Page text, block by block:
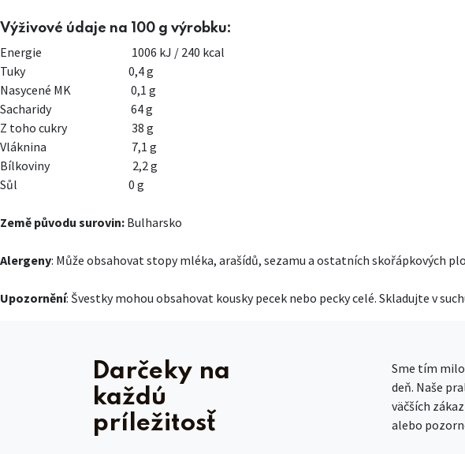
Výživové údaje na 100 g výrobku:
Energie
​1006 kJ / 240 kcal
Tuky
​0,4 g
Nasycené MK
0,1 g​
Sacharidy
64 g​
Z toho cukry
​38 g
Vláknina
​7,1 g
Bílkoviny
​2,2 g
Sůl
​0 g
Země původu surovin: Bulharsko
Alergeny: Může obsahovat stopy mléka, arašídů, sezamu a ostatních skořápkových
Upozornění: Švestky mohou obsahovat kousky pecek nebo pecky celé. Skladujte v
Darčeky na
každú
príležitosť
Sme tím
deň. Naše
väčších
alebo